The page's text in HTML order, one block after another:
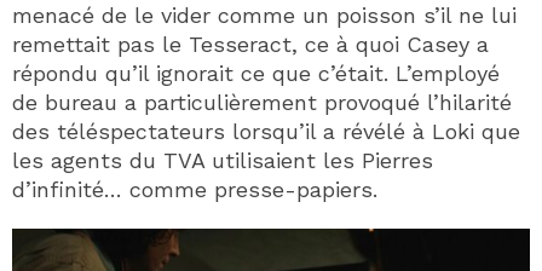
menacé de le vider comme un poisson s’il ne lui
remettait pas le Tesseract, ce à quoi Casey a
répondu qu’il ignorait ce que c’était. L’employé
de bureau a particulièrement provoqué l’hilarité
des téléspectateurs lorsqu’il a révélé à Loki que
les agents du TVA utilisaient les Pierres
d’infinité… comme presse-papiers.